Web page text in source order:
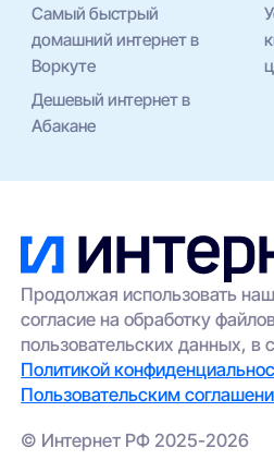
Самый быстрый
домашний интернет в
Воркуте
Дешевый интернет в
Абакане
Продолжая использовать
согласие на обработку
пользовательских данных, в
Политикой
Пользовательским
© Интернет РФ 2025-2026